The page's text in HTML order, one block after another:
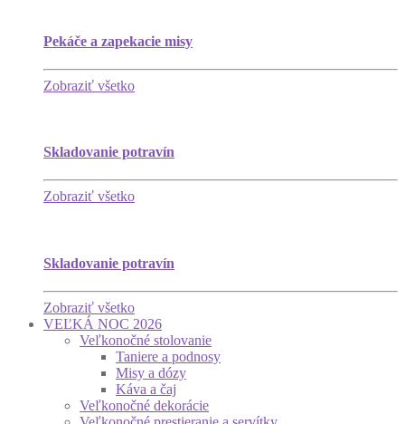
Pekáče a zapekacie misy
Zobraziť všetko
Skladovanie potravín
Zobraziť všetko
Skladovanie potravín
Zobraziť všetko
VEĽKÁ NOC 2026
Veľkonočné stolovanie
Taniere a podnosy
Misy a dózy
Káva a čaj
Veľkonočné dekorácie